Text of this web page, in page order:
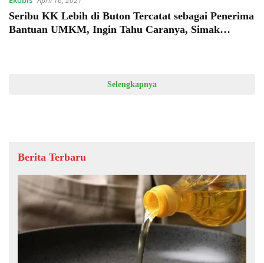
Seribu KK Lebih di Buton Tercatat sebagai Penerima
Bantuan UMKM, Ingin Tahu Caranya, Simak
Selengkapnya
Berita Terbaru